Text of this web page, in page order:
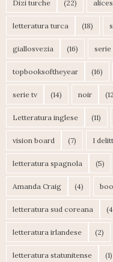
Dizi turche (22)
letteratura turca (18)
giallosvezia (16) serie
topbooksoftheyear (16)
serie tv (14) noir
Letteratura inglese (11)
vision board (7) I
letteratura spagnola (5)
Amanda Craig (4)
letteratura sud coreana
letteratura irlandese (2)
letteratura statunitense (1)